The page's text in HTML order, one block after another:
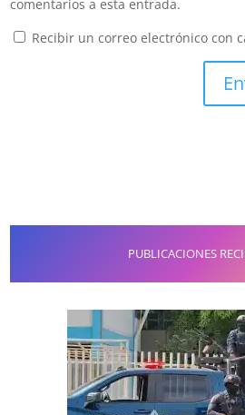
comentarios a esta entrada.
Recibir un correo electrónico con
PUBLICACIONES